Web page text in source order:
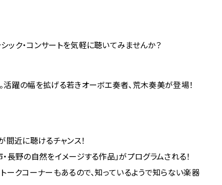
ク・コンサートを気軽に聴いてみませんか？
躍の幅を拡げる若きオーボエ奏者、荒木奏美が登場！
間近に聴けるチャンス！
野の自然をイメージする作品」がプログラムされる！
ークコーナーもあるので、知っているようで知らない楽器